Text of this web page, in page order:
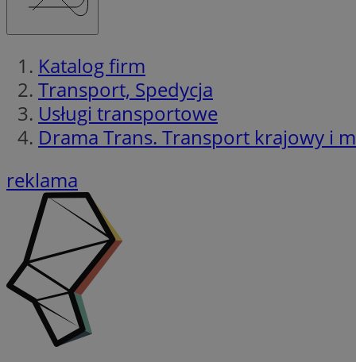
Katalog firm
Transport, Spedycja
Usługi transportowe
Drama Trans. Transport krajowy i
reklama